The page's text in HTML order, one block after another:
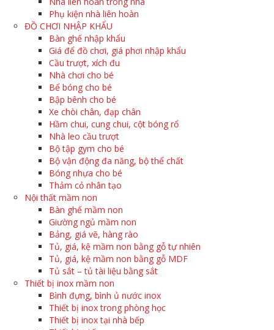
Phụ kiện nhà liên hoàn
ĐỒ CHƠI NHẬP KHẨU
Bàn ghế nhập khẩu
Giá để đồ chơi, giá phơi nhập khẩu
Cầu trượt, xích đu
Nhà chơi cho bé
Bể bóng cho bé
Bập bênh cho bé
Xe chòi chân, đạp chân
Hầm chui, cung chui, cột bóng rổ
Nhà leo cầu trượt
Bộ tập gym cho bé
Bộ vận động đa năng, bộ thể chất
Bóng nhựa cho bé
Thảm cỏ nhân tạo
Nội thất mầm non
Bàn ghế mầm non
Giường ngủ mầm non
Bảng, giá vẽ, hàng rào
Tủ, giá, kệ mầm non bằng gỗ tự nhiên
Tủ, giá, kệ mầm non bằng gỗ MDF
Tủ sắt – tủ tài liệu bằng sắt
Thiết bị inox mầm non
Bình đựng, bình ủ nước inox
Thiết bị inox trong phòng học
Thiết bị inox tại nhà bếp